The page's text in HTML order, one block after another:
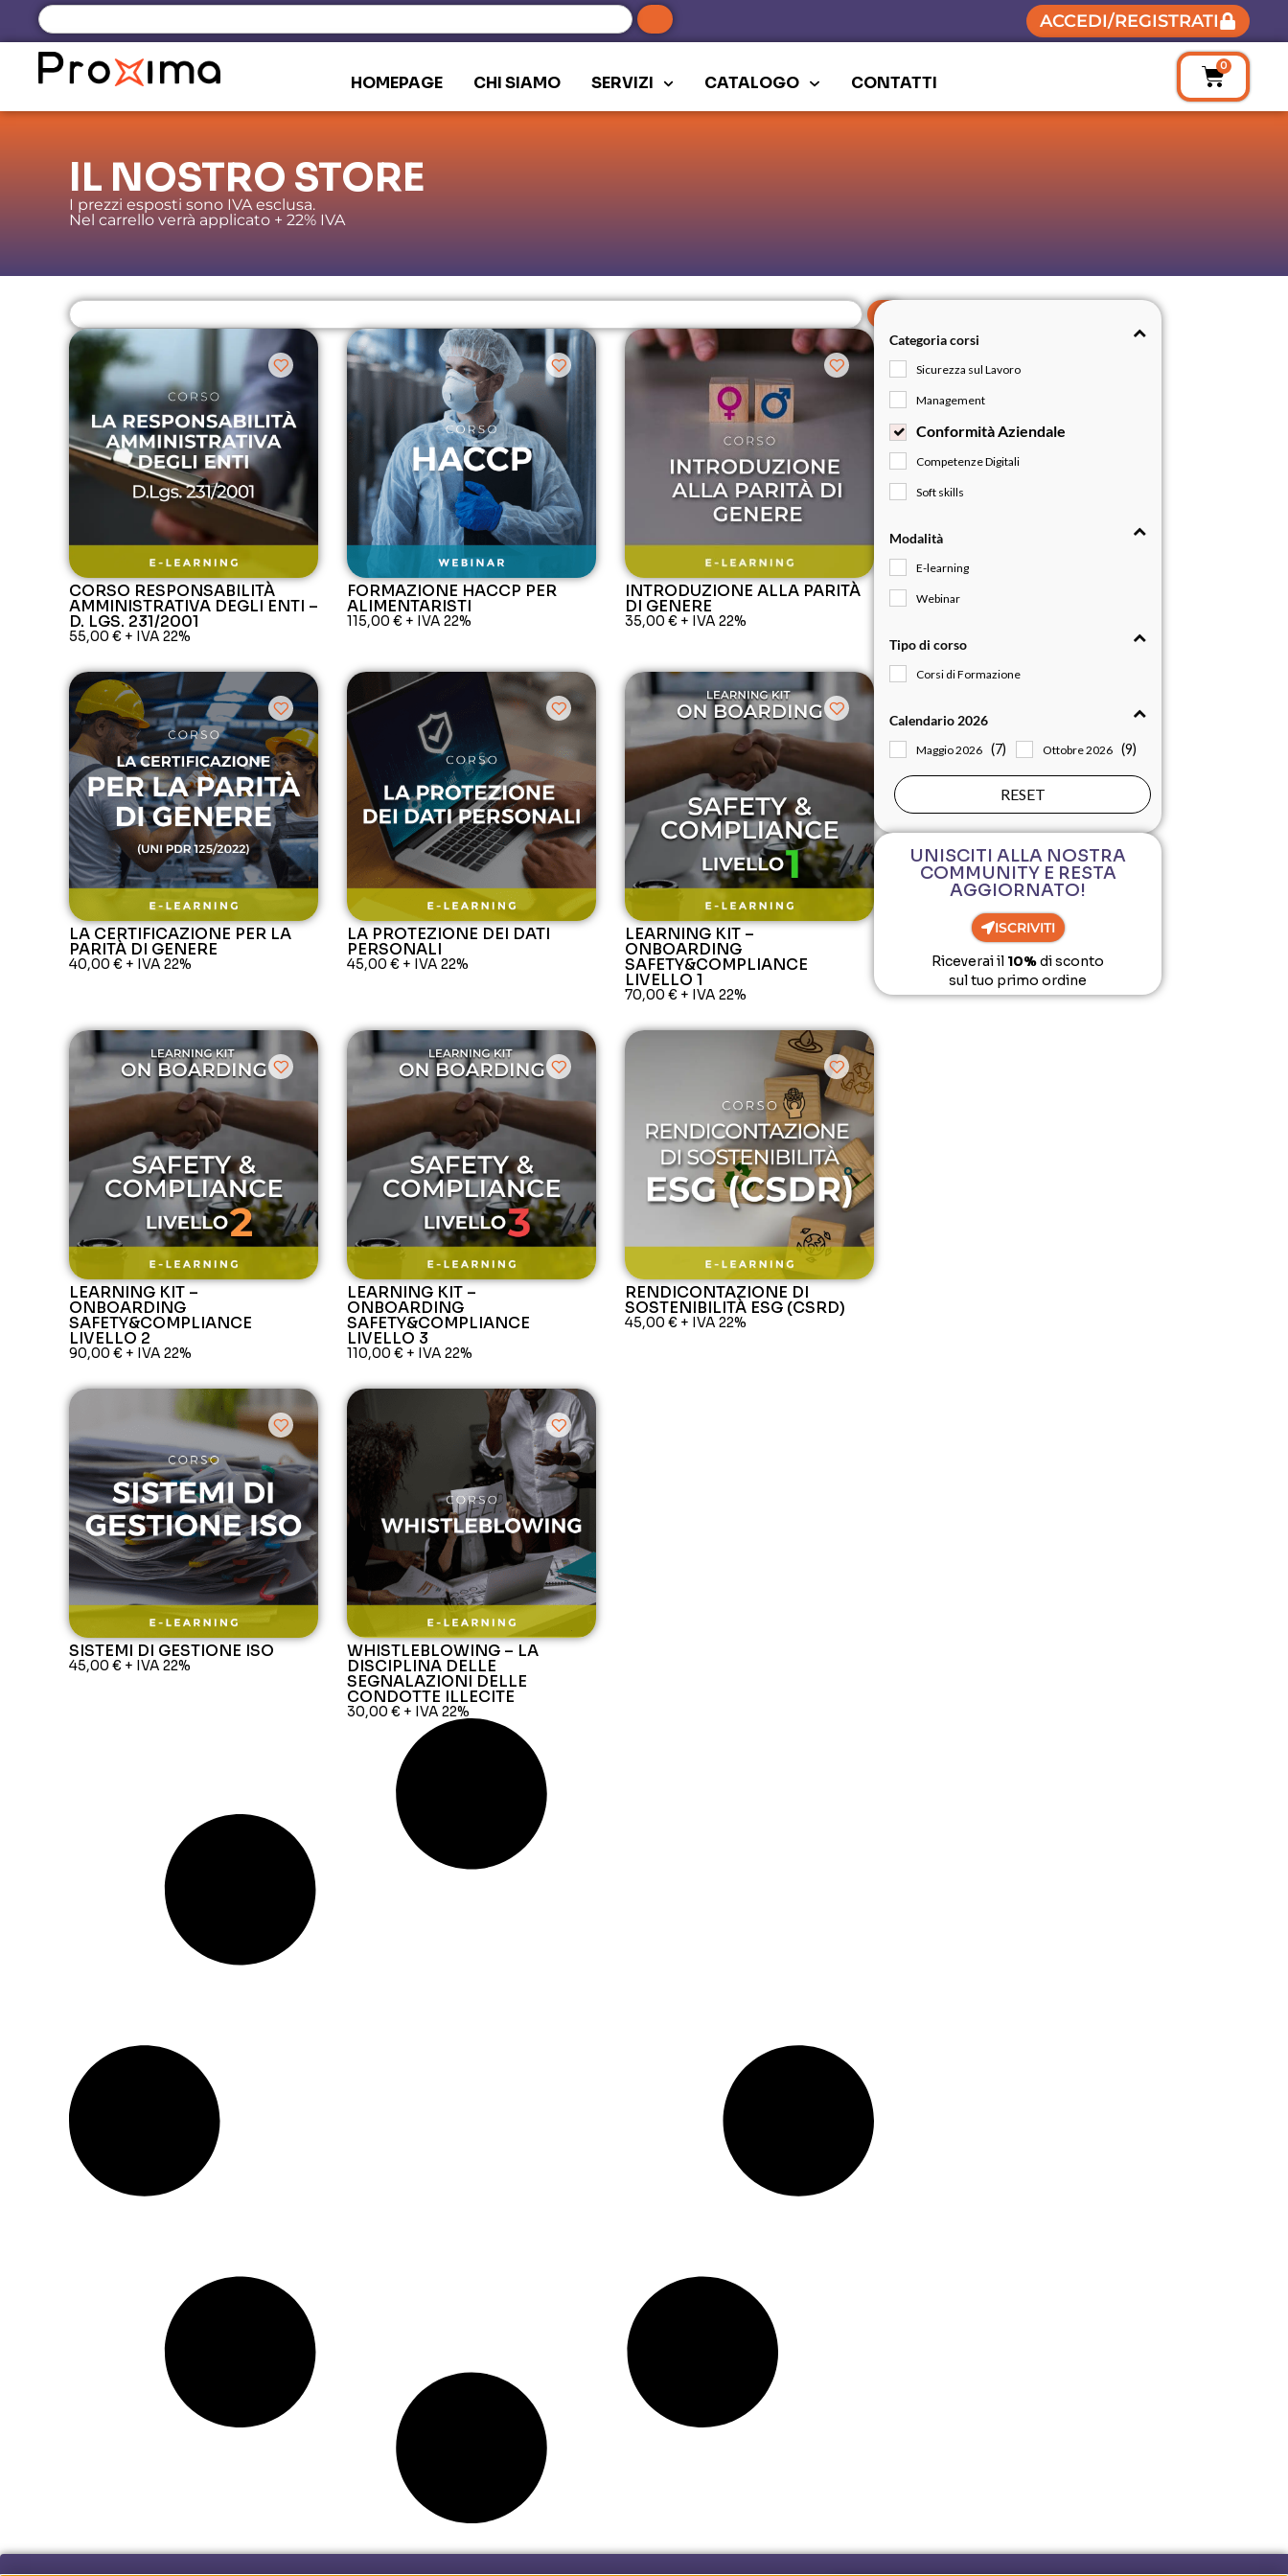
ACCEDI/REGISTRATI
HOMEPAGE CHI SIAMO SERVIZI CATALOGO CONTATTI
0
IL NOSTRO STORE
I prezzi esposti sono IVA esclusa.
Nel carrello verrà applicato + 22% IVA
CORSO RESPONSABILITÀ
AMMINISTRATIVA DEGLI ENTI –
D. LGS. 231/2001
55,00 € + IVA 22%
FORMAZIONE HACCP PER
ALIMENTARISTI
115,00 € + IVA 22%
INTRODUZIONE ALLA PARITÀ
DI GENERE
35,00 € + IVA 22%
LA CERTIFICAZIONE PER LA
PARITÀ DI GENERE
40,00 € + IVA 22%
LA PROTEZIONE DEI DATI
PERSONALI
45,00 € + IVA 22%
LEARNING KIT –
ONBOARDING
SAFETY&COMPLIANCE
LIVELLO 1
70,00 € + IVA 22%
LEARNING KIT –
ONBOARDING
SAFETY&COMPLIANCE
LIVELLO 2
90,00 € + IVA 22%
LEARNING KIT –
ONBOARDING
SAFETY&COMPLIANCE
LIVELLO 3
110,00 € + IVA 22%
RENDICONTAZIONE DI
SOSTENIBILITÀ ESG (CSRD)
45,00 € + IVA 22%
SISTEMI DI GESTIONE ISO
45,00 € + IVA 22%
WHISTLEBLOWING – LA
DISCIPLINA DELLE
SEGNALAZIONI DELLE
CONDOTTE ILLECITE
30,00 € + IVA 22%
Categoria corsi
Sicurezza sul Lavoro
Management
Conformità Aziendale
Competenze Digitali
Soft skills
Modalità
E-learning
Webinar
Tipo di corso
Corsi di Formazione
Calendario 2026
Maggio 2026 (7) Ottobre 2026 (9)
RESET
UNISCITI ALLA NOSTRA
COMMUNITY E RESTA
AGGIORNATO!
ISCRIVITI
Riceverai il 10%di sconto
sul tuo primo ordine